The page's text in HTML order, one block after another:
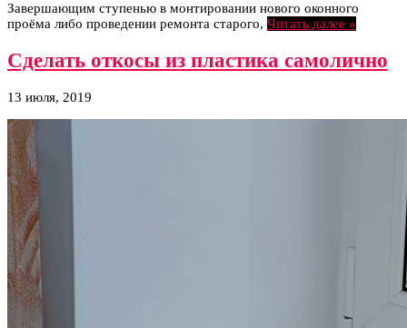
Завершающим ступенью в монтировании нового оконного
проёма либо проведении ремонта старого, Читать далее »
Сделать откосы из пластика самолично
13 июля, 2019